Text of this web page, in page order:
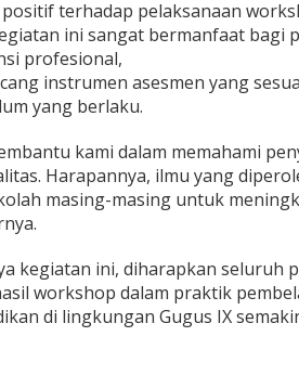
terhadap pelaksanaan
ini sangat bermanfaat bagi
profesional,
instrumen asesmen yang
yang berlaku.
kami dalam memahami
Harapannya, ilmu yang
masing-masing untuk
kegiatan ini, diharapkan seluruh
workshop dalam praktik
di lingkungan Gugus IX
di Jawa
|